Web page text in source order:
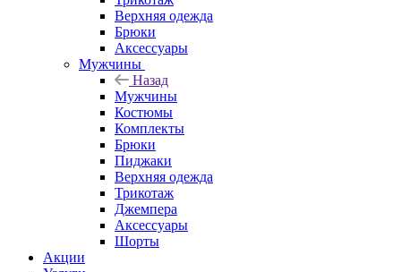
Верхняя одежда
Брюки
Аксессуары
Мужчины
Назад
Мужчины
Костюмы
Комплекты
Брюки
Пиджаки
Верхняя одежда
Трикотаж
Джемпера
Аксессуары
Шорты
Акции